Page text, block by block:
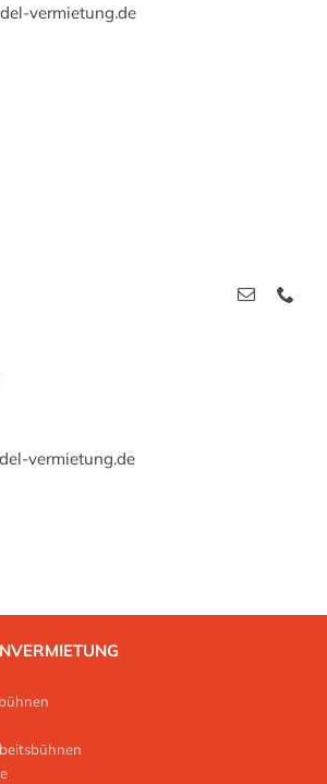
vermietung.de
vermietung.de